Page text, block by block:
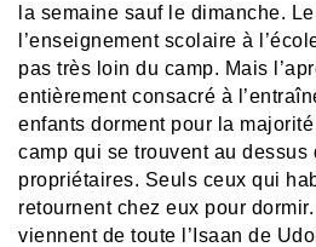
la semaine sauf le dimanche.
l’enseignement scolaire à
pas très loin du camp. Mais
entièrement consacré à
enfants dorment pour la
camp qui se trouvent au dessus
propriétaires. Seuls ceux qui
retournent chez eux pour
viennent de toute l’Isaan de